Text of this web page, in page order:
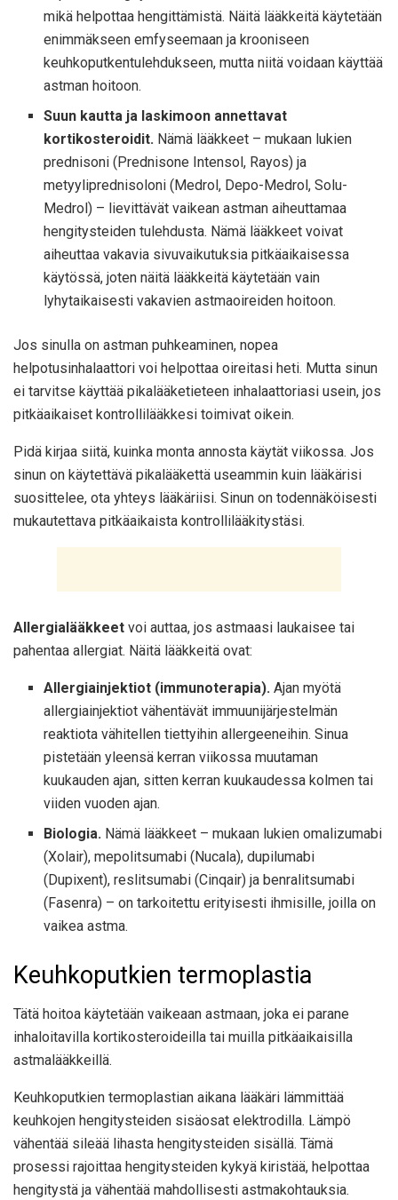
mikä helpottaa hengittämistä. Näitä lääkkeitä käytetään
enimmäkseen emfyseemaan ja krooniseen
keuhkoputkentulehdukseen, mutta niitä voidaan käyttää
astman hoitoon.
Suun kautta ja laskimoon annettavat
kortikosteroidit. Nämä lääkkeet – mukaan lukien
prednisoni (Prednisone Intensol, Rayos) ja
metyyliprednisoloni (Medrol, Depo-Medrol, Solu-
Medrol) – lievittävät vaikean astman aiheuttamaa
hengitysteiden tulehdusta. Nämä lääkkeet voivat
aiheuttaa vakavia sivuvaikutuksia pitkäaikaisessa
käytössä, joten näitä lääkkeitä käytetään vain
lyhytaikaisesti vakavien astmaoireiden hoitoon.
Jos sinulla on astman puhkeaminen, nopea
helpotusinhalaattori voi helpottaa oireitasi heti. Mutta sinun
ei tarvitse käyttää pikalääketieteen inhalaattoriasi usein, jos
pitkäaikaiset kontrollilääkkesi toimivat oikein.
Pidä kirjaa siitä, kuinka monta annosta käytät viikossa. Jos
sinun on käytettävä pikalääkettä useammin kuin lääkärisi
suosittelee, ota yhteys lääkäriisi. Sinun on todennäköisesti
mukautettava pitkäaikaista kontrollilääkitystäsi.
Allergialääkkeet voi auttaa, jos astmaasi laukaisee tai
pahentaa allergiat. Näitä lääkkeitä ovat:
Allergiainjektiot (immunoterapia). Ajan myötä
allergiainjektiot vähentävät immuunijärjestelmän
reaktiota vähitellen tiettyihin allergeeneihin. Sinua
pistetään yleensä kerran viikossa muutaman
kuukauden ajan, sitten kerran kuukaudessa kolmen tai
viiden vuoden ajan.
Biologia. Nämä lääkkeet – mukaan lukien omalizumabi
(Xolair), mepolitsumabi (Nucala), dupilumabi
(Dupixent), reslitsumabi (Cinqair) ja benralitsumabi
(Fasenra) – on tarkoitettu erityisesti ihmisille, joilla on
vaikea astma.
Keuhkoputkien termoplastia
Tätä hoitoa käytetään vaikeaan astmaan, joka ei parane
inhaloitavilla kortikosteroideilla tai muilla pitkäaikaisilla
astmalääkkeillä.
Keuhkoputkien termoplastian aikana lääkäri lämmittää
keuhkojen hengitysteiden sisäosat elektrodilla. Lämpö
vähentää sileää lihasta hengitysteiden sisällä. Tämä
prosessi rajoittaa hengitysteiden kykyä kiristää, helpottaa
hengitystä ja vähentää mahdollisesti astmakohtauksia.